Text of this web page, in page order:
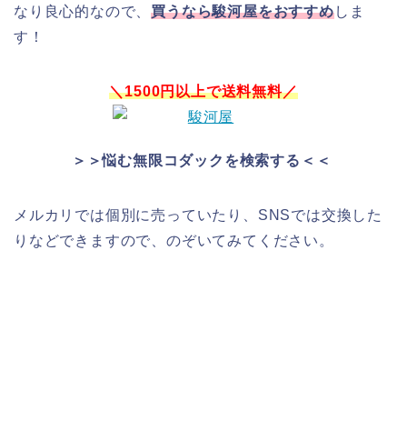
なり良心的なので、買うなら駿河屋をおすすめしま
す！
＼1500円以上で送料無料／
＞＞悩む無限コダックを検索する＜＜
メルカリでは個別に売っていたり、SNSでは交換した
りなどできますので、のぞいてみてください。